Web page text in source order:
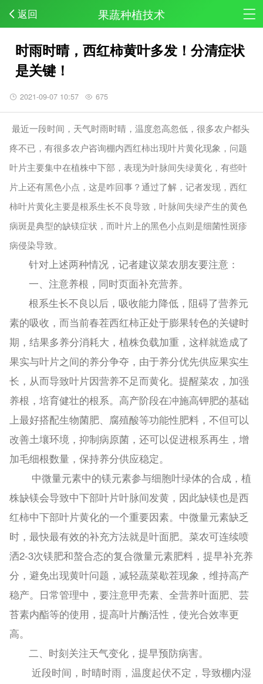
返回 果蔬种植技术
时雨时晴，西红柿黄叶多发！分清症状
是关键！
2021-09-07 10:57 675
最近一段时间，天气时雨时晴，温度忽高忽低，很多农户都头
疼不已，有很多农户咨询棚内西红柿出现叶片黄化现象，问题
叶片主要集中在植株中下部，表现为叶脉间失绿黄化，有些叶
片上还有黑色小点，这是咋回事？通过了解，记者发现，西红
柿叶片黄化主要是根系生长不良导致，叶脉间失绿产生的黄色
病斑是典型的缺镁症状，而叶片上的黑色小点则是细菌性斑疹
病侵染导致。
针对上述两种情况，记者建议菜农朋友要注意：
一、注意养根，同时页面补充营养。
根系生长不良以后，吸收能力降低，阻碍了营养元
素的吸收，而当前春茬西红柿正处于膨果转色的关键时
期，结果多养分消耗大，植株负载加重，这样就造成了
果实与叶片之间的养分争夺，由于养分优先供应果实生
长，从而导致叶片因营养不足而黄化。提醒菜农，加强
养根，培育健壮的根系。高产阶段在冲施高钾肥的基础
上最好搭配生物菌肥、腐殖酸等功能性肥料，不但可以
改善土壤环境，抑制病原菌，还可以促进根系再生，增
加毛细根数量，保持养分供应稳定。
中微量元素中的镁元素参与细胞叶绿体的合成，植
株缺镁会导致中下部叶片叶脉间发黄，因此缺镁也是西
红柿中下部叶片黄化的一个重要因素。中微量元素缺乏
时，最快最有效的补充方法就是叶面肥。菜农可连续喷
洒2-3次镁肥和螯合态的复合微量元素肥料，提早补充养
分，避免出现黄叶问题，减轻蔬菜歇茬现象，维持高产
稳产。日常管理中，要注意甲壳素、全营养叶面肥、芸
苔素内酯等的使用，提高叶片酶活性，使光合效率更
高。
二、时刻关注天气变化，提早预防病害。
近段时间，时晴时雨，温度起伏不定，导致棚内湿